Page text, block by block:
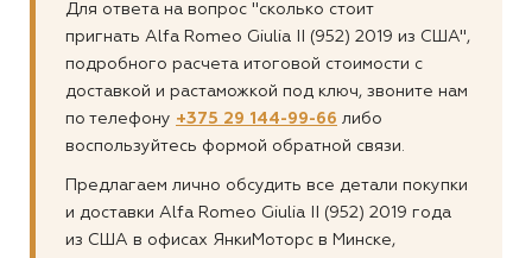
Для ответа на вопрос "сколько стоит
пригнать Alfa Romeo Giulia II (952) 2019 из США",
подробного расчета итоговой стоимости с
доставкой и растаможкой под ключ, звоните нам
по телефону +375 29 144-99-66 либо
воспользуйтесь формой обратной связи.
Предлагаем лично обсудить все детали покупки
и доставки Alfa Romeo Giulia II (952) 2019 года
из США в офисах ЯнкиМоторс в Минске,